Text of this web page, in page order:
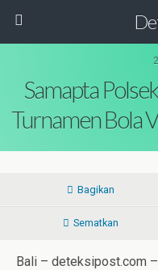
Samapta
Turnamen Bola
Bagikan
Sematkan
Bali – deteksipost.com